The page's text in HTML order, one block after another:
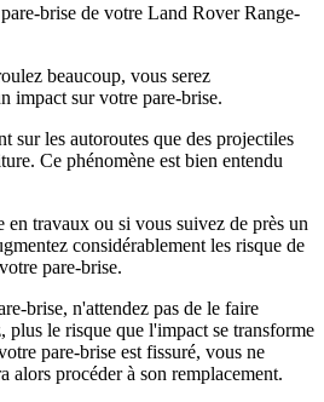
brise de votre Land Rover Range-
beaucoup, vous serez
impact sur votre pare-brise.
sur les autoroutes que des projectiles
Ce phénomène est bien entendu
en travaux ou si vous suivez de près un
considérablement les risque de
pare-brise.
brise, n'attendez pas de le faire
plus le risque que l'impact se transforme
pare-brise est fissuré, vous ne
alors procéder à son remplacement.